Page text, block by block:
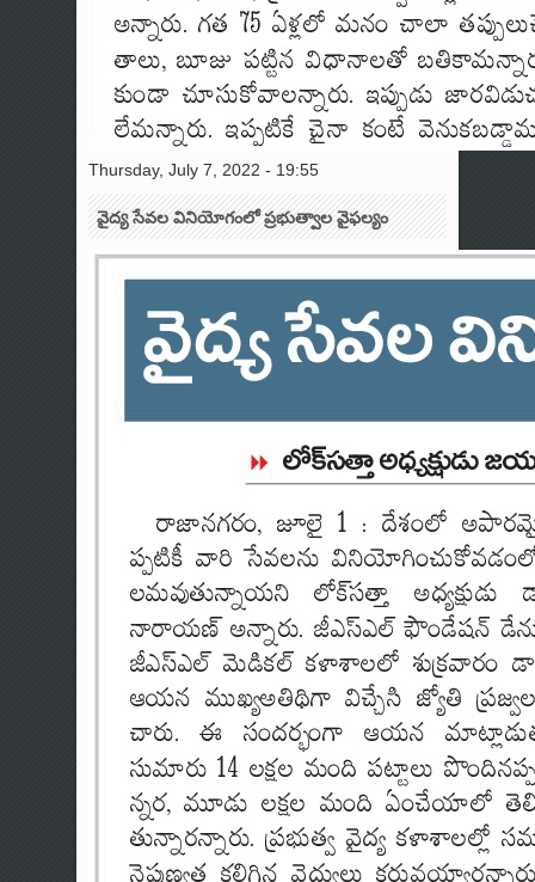
Thursday, July 7, 2022 - 19:55
వైద్య సేవల వినియోగంలో ప్రభుత్వాల వైఫల్యం